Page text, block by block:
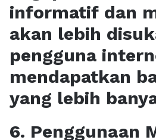
informatif dan
akan lebih
pengguna
mendapatkan
yang lebih
6. Penggunaan